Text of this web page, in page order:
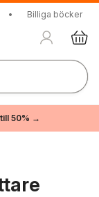
• Billiga böcker
50% →